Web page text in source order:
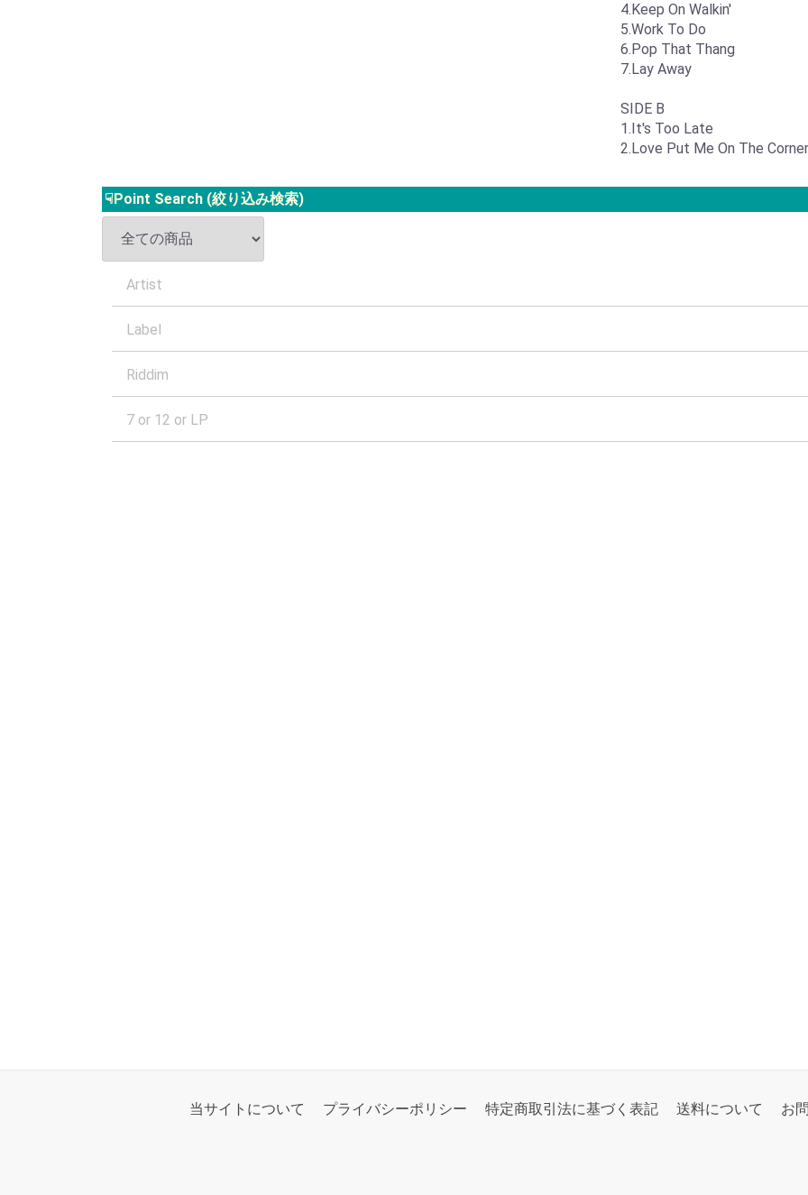
4.Keep On Walkin'
5.Work To Do
6.Pop That Thang
7.Lay Away
SIDE B
1.It's Too Late
2.Love Put Me On The Corner
☟Point Search (絞り込み検索)
当サイトについて プライバシーポリシー 特定商取引法に基づく表記 送料について お